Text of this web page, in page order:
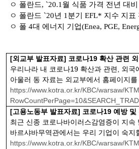
ㅇ 폴란드, `20.1 월 식품 가격 전년 대비
ㅇ 폴란드 `20년 1 분기 EFL* 지수 지표
ㅇ 폴 4대 에너지 기업(Enea, PGE,
[외교부 발표자료] 코로나19 확산 관련
우리나라 내 코로나19 확산과 관련
외국
아울러 동 자료는 외교부에서 홈페이지
https://www.kotra.or.kr/KBC/warsaw/
[고용노동부 발표자료] 코로나19예방 및
최근 신종 코로나바이러스감염증이 지
바르샤바무역관에서는 우리 기업이 숙
https://www.kotra.or.kr/KBC/warsaw/